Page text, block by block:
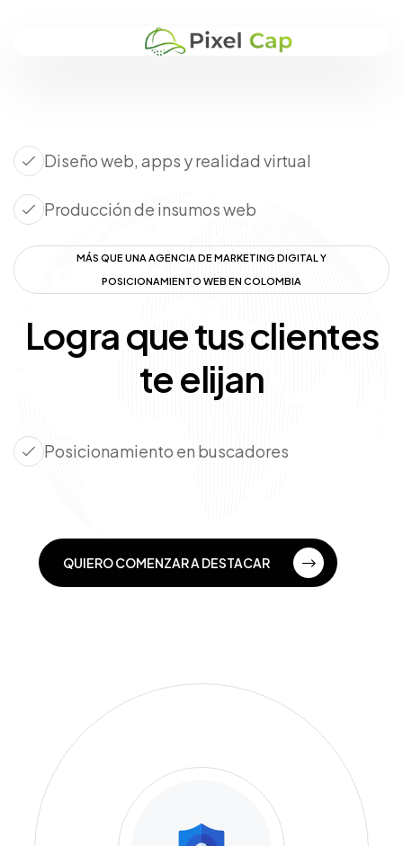
Diseño web, apps y realidad virtual
Producción de insumos web
MÁS QUE UNA AGENCIA DE MARKETING DIGITAL Y
POSICIONAMIENTO WEB EN COLOMBIA
Logra que tus clientes
te elijan
Posicionamiento en buscadores
QUIERO COMENZAR A DESTACAR